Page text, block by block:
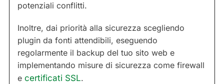
potenziali conflitti.
Inoltre, dai priorità alla sicurezza scegliendo
plugin da fonti attendibili, eseguendo
regolarmente il backup del tuo sito web e
implementando misure di sicurezza come firewall
e certificati SSL.